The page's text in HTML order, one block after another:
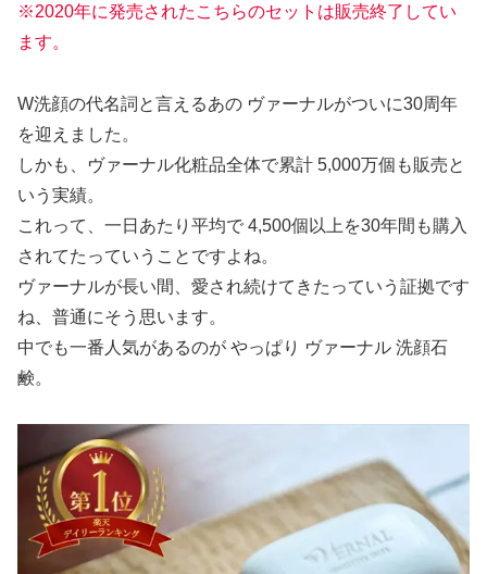
※2020年に発売されたこちらのセットは販売終了してい
ます。
W洗顔の代名詞と言えるあの ヴァーナルがついに30周年
を迎えました。
しかも、ヴァーナル化粧品全体で累計 5,000万個も販売と
いう実績。
これって、一日あたり平均で 4,500個以上を30年間も購入
されてたっていうことですよね。
ヴァーナルが長い間、愛され続けてきたっていう証拠です
ね、普通にそう思います。
中でも一番人気があるのが やっぱり ヴァーナル 洗顔石
鹸。